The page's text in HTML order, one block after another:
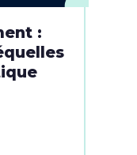
: